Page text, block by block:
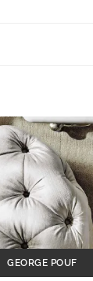
GEORGE POUF